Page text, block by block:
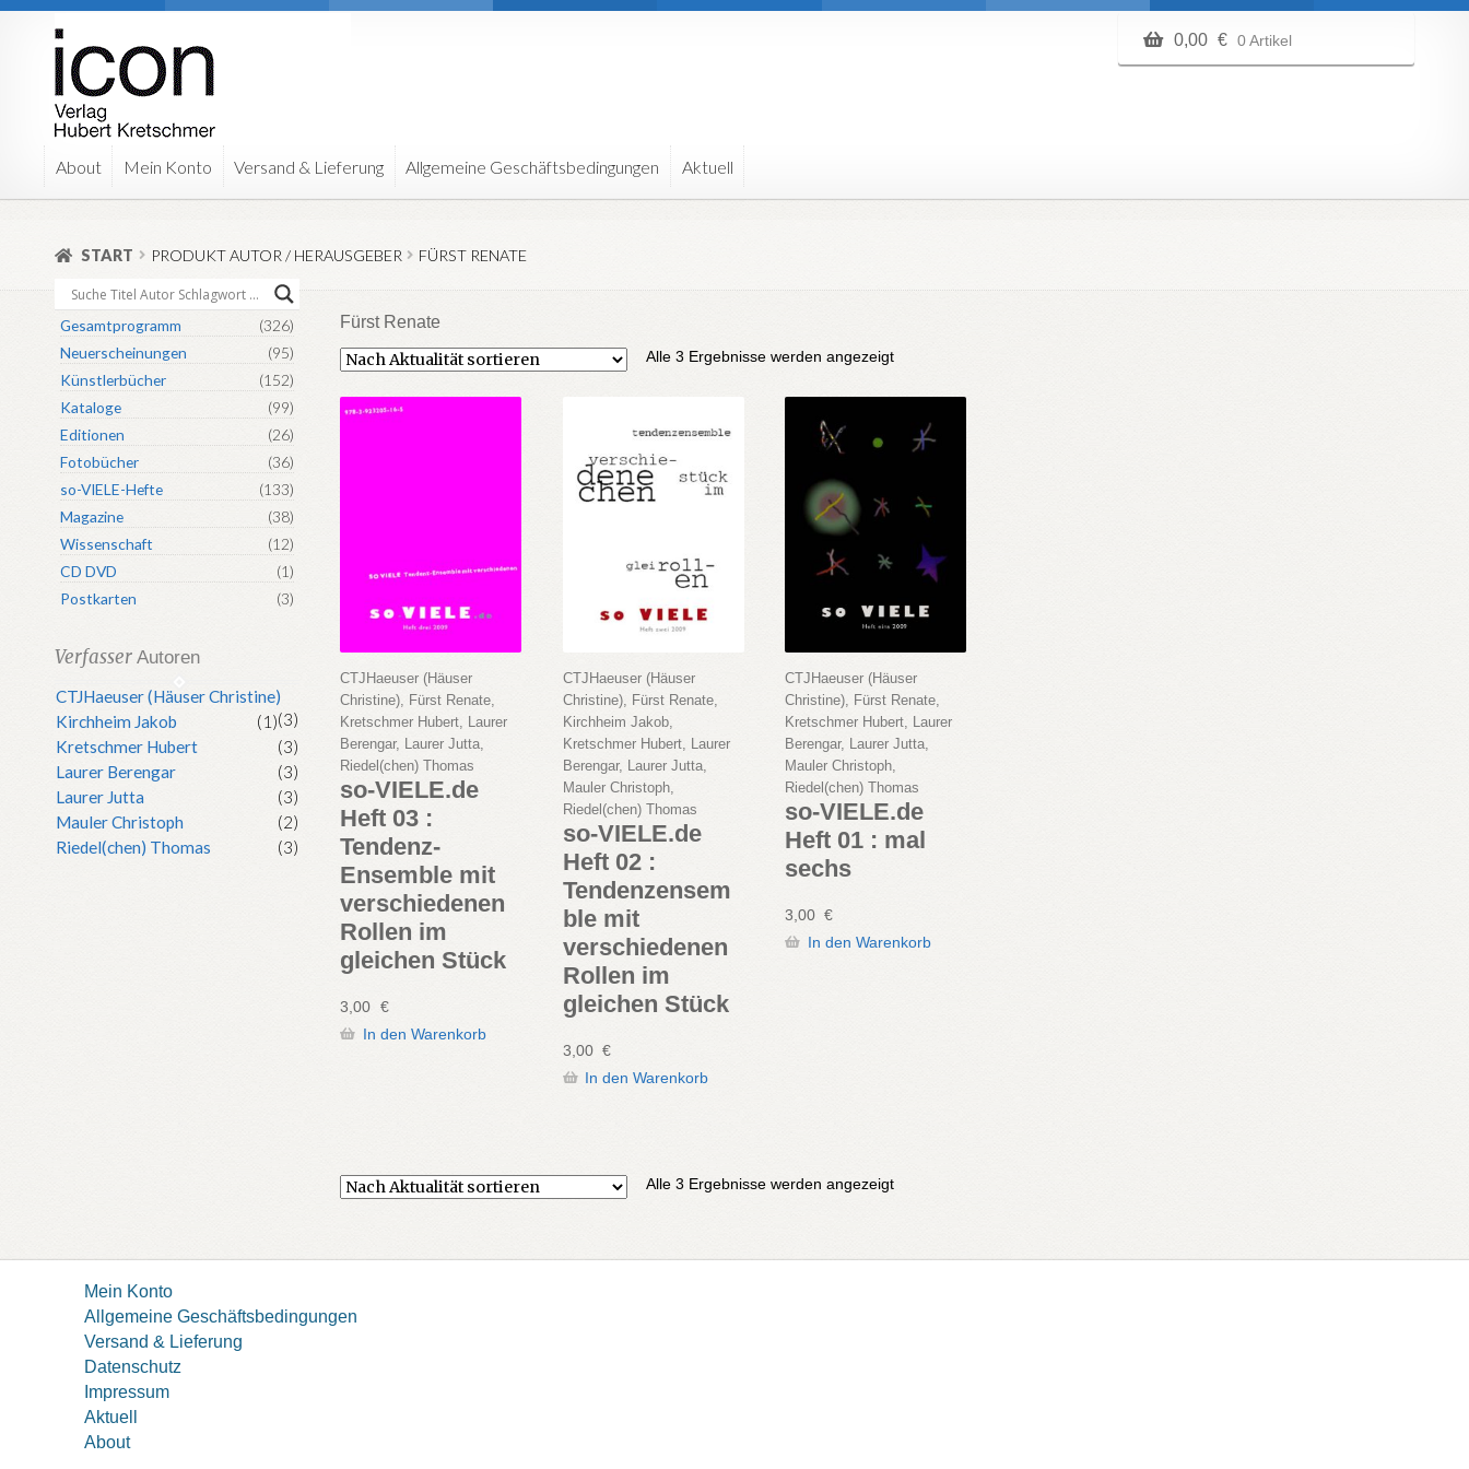
Zur
Navigation
springen
Zum
Inhalt
springen
0,00 € 0 Artikel
About Mein Konto Versand & Lieferung Allgemeine Geschäftsbedingungen Aktuell
START PRODUKT AUTOR / HERAUSGEBER FÜRST RENATE
Fürst Renate
Alle 3 Ergebnisse werden angezeigtNach
CTJHaeuser (Häuser
Christine), Fürst Renate,
Kretschmer Hubert, Laurer
Berengar, Laurer Jutta,
Riedel(chen) Thomas
so-VIELE.de
Heft 03 :
Tendenz-
Ensemble mit
verschiedenen
Rollen im
gleichen Stück
3,00 €
In den Warenkorb
CTJHaeuser (Häuser
Christine), Fürst Renate,
Kirchheim Jakob,
Kretschmer Hubert, Laurer
Berengar, Laurer Jutta,
Mauler Christoph,
Riedel(chen) Thomas
so-VIELE.de
Heft 02 :
Tendenzensem
ble mit
verschiedenen
Rollen im
gleichen Stück
3,00 €
In den Warenkorb
CTJHaeuser (Häuser
Christine), Fürst Renate,
Kretschmer Hubert, Laurer
Berengar, Laurer Jutta,
Mauler Christoph,
Riedel(chen) Thomas
so-VIELE.de
Heft 01 : mal
sechs
3,00 €
In den Warenkorb
Alle 3 Ergebnisse werden angezeigtNach
Gesamtprogramm
(326)
Neuerscheinungen
(95)
Künstlerbücher
(152)
Kataloge
(99)
Editionen
(26)
Fotobücher
(36)
so-VIELE-Hefte
(133)
Magazine
(38)
Wissenschaft
(12)
CD DVD
(1)
Postkarten
(3)
Verfasser Autoren
CTJHaeuser (Häuser Christine)
(3)
Kirchheim Jakob
(1)
Kretschmer Hubert
(3)
Laurer Berengar
(3)
Laurer Jutta
(3)
Mauler Christoph
(2)
Riedel(chen) Thomas
(3)
Mein Konto
Allgemeine Geschäftsbedingungen
Versand & Lieferung
Datenschutz
Impressum
Aktuell
About